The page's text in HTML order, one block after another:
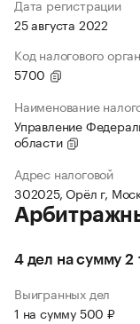
Дата регистрации
25 августа 2022
Код налогового
5700
Наименование
Управление
области
Адрес налоговой
302025, Орёл г,
4 дел на сумму 2
Выигранных дел
1 на сумму 500 ₽